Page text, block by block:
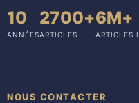
10
ANNÉES
2700+
ARTICLES
6M+
ARTICLES
NOUS CONTACTER